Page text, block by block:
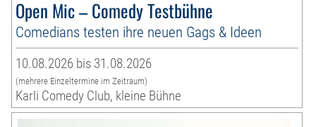
Open Mic – Comedy Testbühne
Comedians testen ihre neuen Gags & Ideen
10.08.2026 bis 31.08.2026
(mehrere Einzeltermine im Zeitraum)
Karli Comedy Club, kleine Bühne